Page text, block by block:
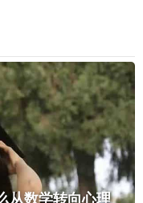
从数学转向心理